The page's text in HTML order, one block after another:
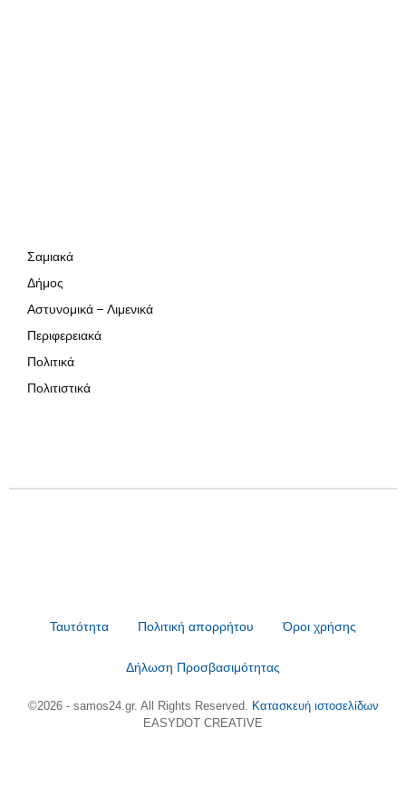
Σαμιακά
Δήμος
Αστυνομικά – Λιμενικά
Περιφερειακά
Πολιτικά
Πολιτιστικά
Ταυτότητα Πολιτική απορρήτου Όροι χρήσης
Δήλωση Προσβασιμότητας
©2026 - samos24.gr. All Rights Reserved. Κατασκευή ιστοσελίδων
EASYDOT CREATIVE